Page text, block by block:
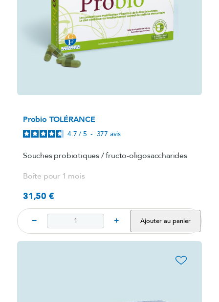
Probio TOLÉRANCE
4.7 / 5 - 377 avis
Souches probiotiques / fructo-oligosaccharides
Boîte pour 1 mois
Prix
31,50 €
− + Ajouter au panier
favorite_border